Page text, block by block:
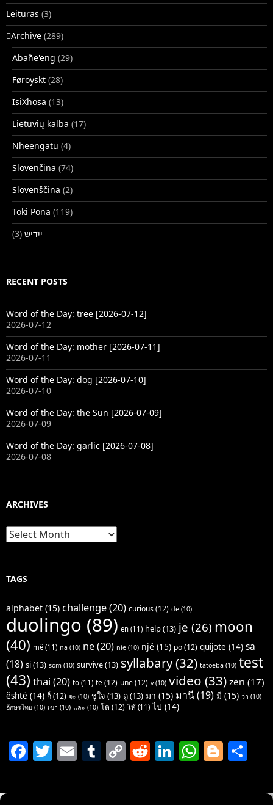
Leituras (3)
􏿽Archive (289)
Abañe'eng (29)
Føroyskt (28)
IsiXhosa (13)
Lietuvių kalba (17)
Nheengatu (4)
Slovenčina (74)
Slovenščina (2)
Toki Pona (119)
ייִדיש (3)
RECENT POSTS
Word of the Day: tree [2026-07-12]
2026-07-12
Word of the Day: mother [2026-07-11]
2026-07-11
Word of the Day: dog [2026-07-10]
2026-07-10
Word of the Day: the Sun [2026-07-09]
2026-07-09
Word of the Day: garlic [2026-07-08]
2026-07-08
ARCHIVES
Archives
TAGS
alphabet (15) challenge(20) curious(12) de (10)
duolingo (89) en (11) help(13) je (26) moon
(40) më (11) na (10) ne(20) nie (10) një (15) po(12) quijote (14) sa
(18) si(13) som (10) survive(13) syllabary(32) tatoeba (10) test
(43) thai (20) to (11) të(12) unë(12) v(10) video (33) zëri (17)
është (14) ก็(12) จะ (10) ชูใจ (13) ดู(13) มา (15) มานี(19) มี (15) ว่า (10)
อักษรไทย (10) เขา (10) และ (10) โต (12) ให้ (11) ไป (14)
F
c
T
itt
E
ai
T
m
C
p
R
d
Li
k
W
at
Bl
g ar